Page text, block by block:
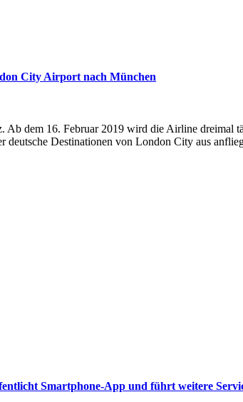
City Airport nach München
Ab dem 16. Februar 2019 wird die Airline
deutsche Destinationen von London City aus
Smartphone-App und führt weitere